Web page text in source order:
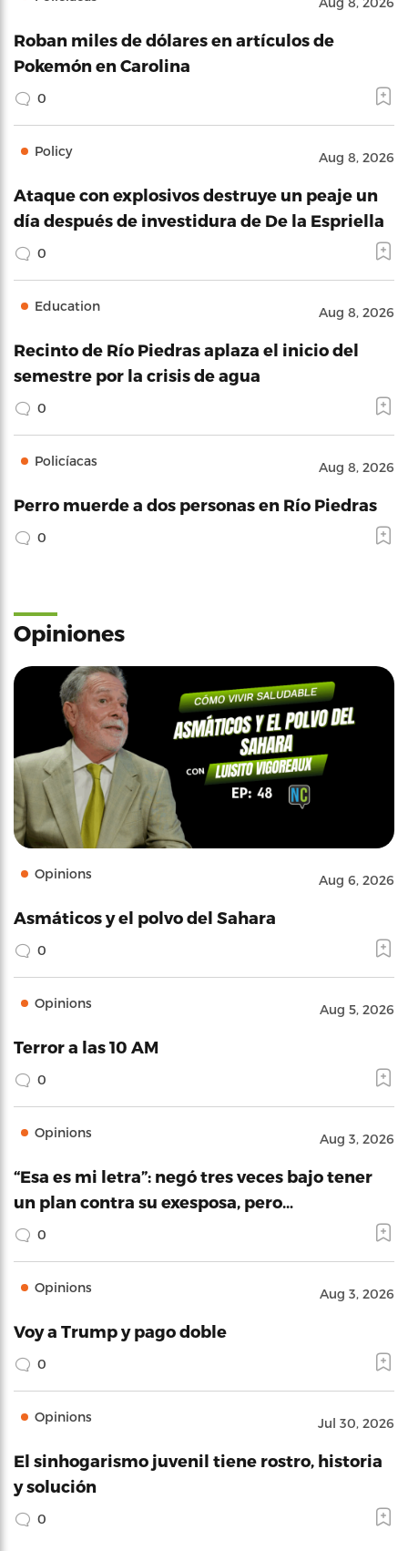
Roban miles de dólares en artículos de
Pokemón en Carolina
0
Policy Aug 8, 2026
Ataque con explosivos destruye un peaje un
día después de investidura de De la Espriella
0
Education Aug 8, 2026
Recinto de Río Piedras aplaza el inicio del
semestre por la crisis de agua
0
Policíacas Aug 8, 2026
Perro muerde a dos personas en Río Piedras
0
Opiniones
Opinions Aug 6, 2026
Asmáticos y el polvo del Sahara
0
Opinions Aug 5, 2026
Terror a las 10 AM
0
Opinions Aug 3, 2026
“Esa es mi letra”: negó tres veces bajo tener
un plan contra su exesposa, pero…
0
Opinions Aug 3, 2026
Voy a Trump y pago doble
0
Opinions Jul 30, 2026
El sinhogarismo juvenil tiene rostro, historia
y solución
0